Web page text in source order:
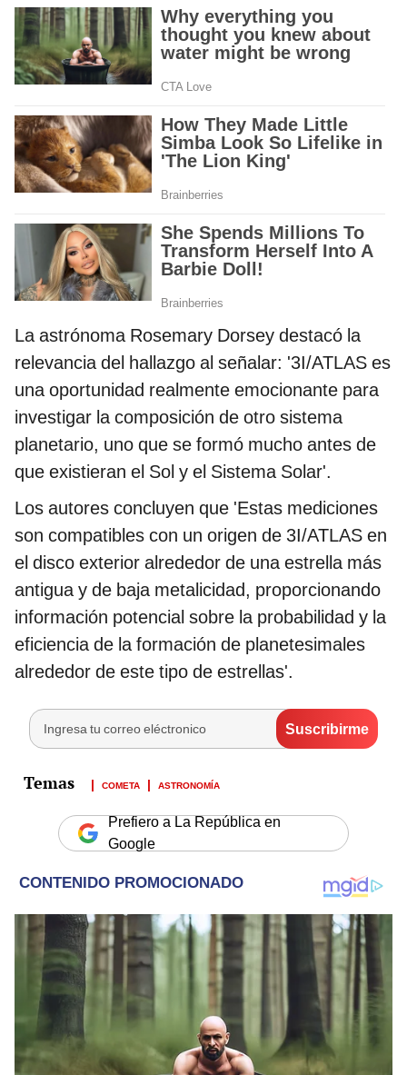
La astrónoma Rosemary Dorsey destacó la
relevancia del hallazgo al señalar: '3I/ATLAS es
una oportunidad realmente emocionante para
investigar la composición de otro sistema
planetario, uno que se formó mucho antes de
que existieran el Sol y el Sistema Solar'.
Los autores concluyen que 'Estas mediciones
son compatibles con un origen de 3I/ATLAS en
el disco exterior alrededor de una estrella más
antigua y de baja metalicidad, proporcionando
información potencial sobre la probabilidad y la
eficiencia de la formación de planetesimales
alrededor de este tipo de estrellas'.
COMETA ASTRONOMÍA
Prefiero a La República en
Google